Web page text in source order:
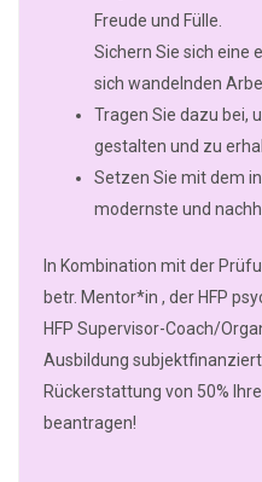
Freude und Fülle.
Sichern Sie sich eine
sich wandelnden
Tragen Sie dazu bei,
gestalten und zu
Setzen Sie mit dem
modernste und
In Kombination mit der
betr. Mentor*in , der HFP
HFP Supervisor-Coach/
Ausbildung
Rückerstattung von 50%
beantragen!